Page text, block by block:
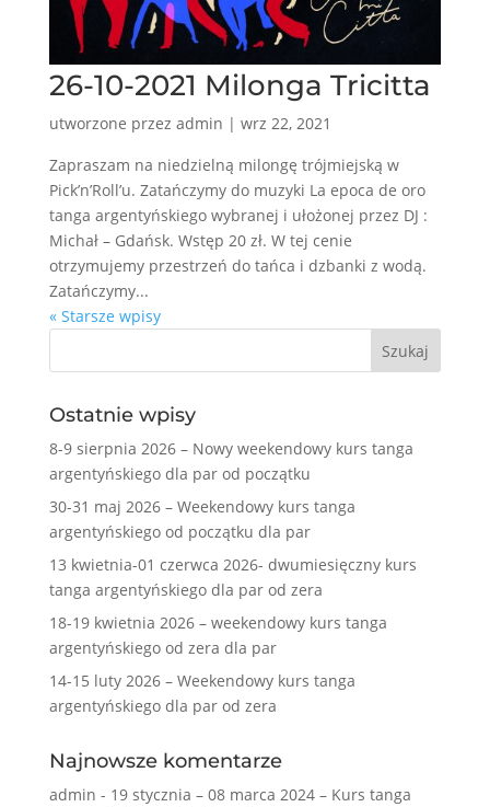
26-10-2021 Milonga Tricitta
utworzone przez admin | wrz 22, 2021
Zapraszam na niedzielną milongę trójmiejską w
Pick’n’Roll’u. Zatańczymy do muzyki La epoca de oro
tanga argentyńskiego wybranej i ułożonej przez DJ :
Michał – Gdańsk. Wstęp 20 zł. W tej cenie
otrzymujemy przestrzeń do tańca i dzbanki z wodą.
Zatańczymy...
« Starsze wpisy
Ostatnie wpisy
8-9 sierpnia 2026 – Nowy weekendowy kurs tanga
argentyńskiego dla par od początku
30-31 maj 2026 – Weekendowy kurs tanga
argentyńskiego od początku dla par
13 kwietnia-01 czerwca 2026- dwumiesięczny kurs
tanga argentyńskiego dla par od zera
18-19 kwietnia 2026 – weekendowy kurs tanga
argentyńskiego od zera dla par
14-15 luty 2026 – Weekendowy kurs tanga
argentyńskiego dla par od zera
Najnowsze komentarze
admin - 19 stycznia – 08 marca 2024 – Kurs tanga